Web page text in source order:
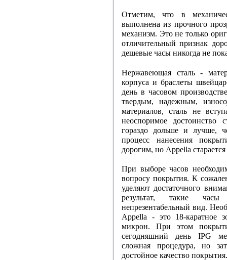
Отметим, что в
выполнена из прочного
механизм. Это не только
отличительный признак
дешевые часы никогда не
Нержавеющая сталь -
корпуса и браслеты
день в часовом
твердым, надежным,
материалов, сталь не
неоспоримое
гораздо дольше и лучше,
процесс нанесения
дорогим, но Аppella
При выборе часов
вопросу покрытия. К
уделяют достаточного
результат, такие
непрезентабельный вид.
Appella - это 18-каратное
микрон. При этом
сегодняшний день IPG
сложная процедура, но
достойное качество покрытия.